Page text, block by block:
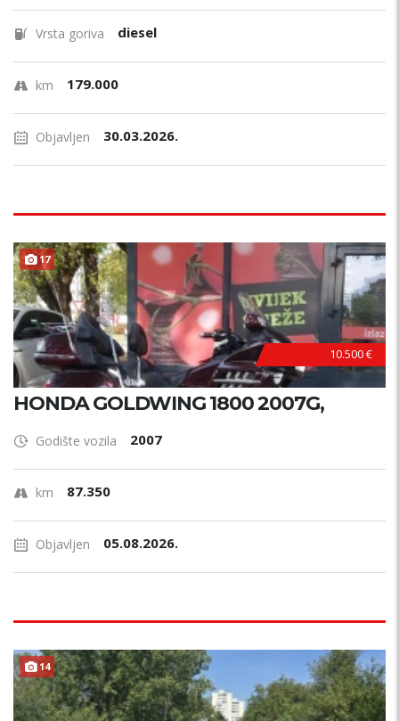
Vrsta goriva diesel
km 179.000
Objavljen 30.03.2026.
17
10.500 €
HONDA GOLDWING 1800 2007G,
Godište vozila 2007
km 87.350
Objavljen 05.08.2026.
14